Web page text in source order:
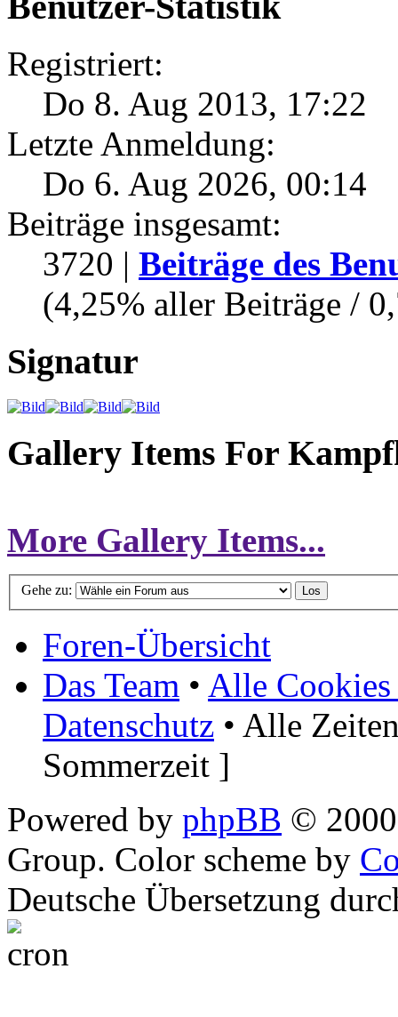
Registriert:
Do 8. Aug 2013, 17:22
Letzte Anmeldung:
Do 6. Aug 2026, 00:14
Beiträge insgesamt:
3720 | Beiträge des
(4,25% aller Beiträge /
Signatur
Gallery Items For
More Gallery Items...
Gehe zu:
Foren-Übersicht
Das Team • Alle Cookies
Datenschutz • Alle
Sommerzeit ]
Powered by phpBB ©
Group. Color scheme by
Deutsche Übersetzung